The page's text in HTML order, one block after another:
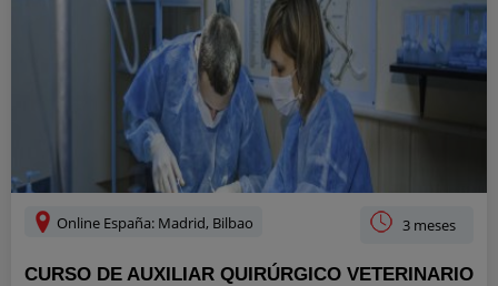
Online España: Madrid, Bilbao 3 meses
CURSO DE AUXILIAR QUIRÚRGICO VETERINARIO